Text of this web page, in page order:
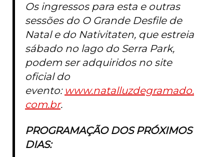
Os ingressos para esta e outras
sessões do O Grande Desfile de
Natal e do Nativitaten, que estreia
sábado no lago do Serra Park,
podem ser adquiridos no site
oficial do
evento: www.natalluzdegramado.
com.br.
PROGRAMAÇÃO DOS PRÓXIMOS
DIAS: